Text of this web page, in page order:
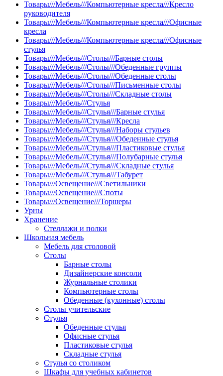
Товары///Мебель///Компьютерные кресла///Кресло
руководителя
Товары///Мебель///Компьютерные кресла///Офисные
кресла
Товары///Мебель///Компьютерные кресла///Офисные
стулья
Товары///Мебель///Столы///Барные столы
Товары///Мебель///Столы///Обеденные группы
Товары///Мебель///Столы///Обеденные столы
Товары///Мебель///Столы///Письменные столы
Товары///Мебель///Столы///Складные столы
Товары///Мебель///Стулья
Товары///Мебель///Стулья///Барные стулья
Товары///Мебель///Стулья///Кресла
Товары///Мебель///Стулья///Наборы стульев
Товары///Мебель///Стулья///Обеденные стулья
Товары///Мебель///Стулья///Пластиковые стулья
Товары///Мебель///Стулья///Полубарные стулья
Товары///Мебель///Стулья///Складные стулья
Товары///Мебель///Стулья///Табурет
Товары///Освещение///Светильники
Товары///Освещение///Споты
Товары///Освещение///Торшеры
Урны
Хранение
Стеллажи и полки
Школьная мебель
Мебель для столовой
Столы
Барные столы
Дизайнерские консоли
Журнальные столики
Компьютерные столы
Обеденные (кухонные) столы
Столы учительские
Стулья
Обеденные стулья
Офисные стулья
Пластиковые стулья
Складные стулья
Стулья со столиком
Шкафы для учебных кабинетов